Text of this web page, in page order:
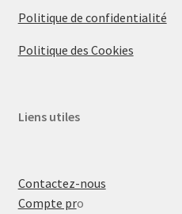
Politique de confidentialité
Politique des Cookies
Liens utiles
Contactez-nous
Compte pro